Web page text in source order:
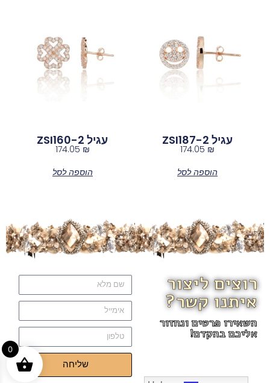
עגיל ZSI187-2
174.05 ₪
הוספה לסל
עגיל ZSI160-2
174.05 ₪
הוספה לסל
רוצים ליצור
איתנו קשר?
השאירו פרטים ונחזור
אליכם בהקדם!
שליחה
0